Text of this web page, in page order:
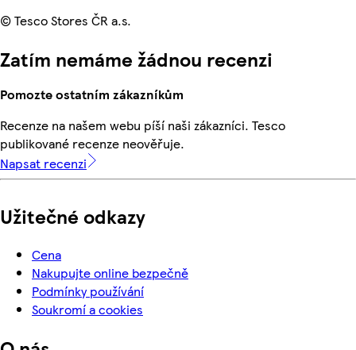
© Tesco Stores ČR a.s.
Zatím nemáme žádnou recenzi
Pomozte ostatním zákazníkům
Recenze na našem webu píší naši zákazníci. Tesco
publikované recenze neověřuje.
Napsat recenzi
Užitečné odkazy
Cena
Nakupujte online bezpečně
Podmínky používání
Soukromí a cookies